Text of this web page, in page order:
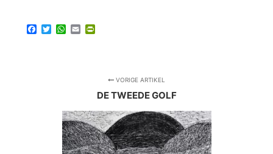
Facebook
TwitterWhatsApp
Email
VORIGE ARTIKEL
DE TWEEDE GOLF